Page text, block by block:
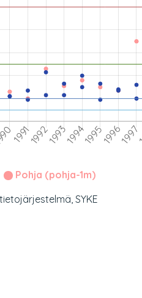
Pohja (pohja-1m)
SYKE